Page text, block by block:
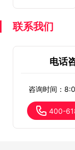
联系我们
电话
咨询时间：
400-